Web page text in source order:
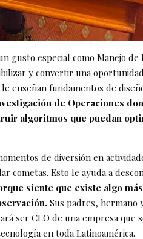
gusto especial como Manejo de
y convertir una
enseñan fundamentos de
de Operaciones
algoritmos que puedan
de diversión en
cometas. Esto le ayuda a
siente que existe algo
Sus padres, hermano
ser CEO de una empresa que
en toda Latinoamérica.